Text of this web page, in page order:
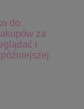
do
za
i